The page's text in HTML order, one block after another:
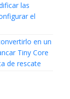
las
el
en un
Tiny Core
de rescate